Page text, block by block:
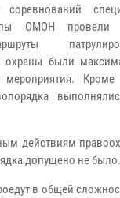
ОМОН провели
охраны были
мероприятия.
действиям
допущено не было.
в общей